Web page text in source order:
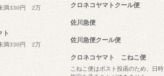
満330円 2万
ト
満330円 2万
クロネコヤマトクール便
佐川急便
佐川急便クール便
クロネコヤマト こねこ便
こねこ便はポスト投函のため、日時